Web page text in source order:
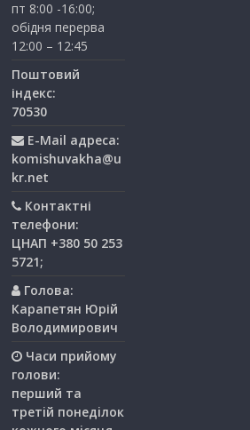
пт 8:00 -16:00;
обідня перерва
12:00 – 12:45
Поштовий
індекс:
70530
E-Mail адреса:
komishuvakha@u
kr.net
Контактні
телефони:
ЦНАП +380 50 253
5721;
Голова:
Карапетян Юрій
Володимирович
Часи прийому
голови:
перший та
третiй понедiлок